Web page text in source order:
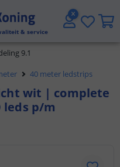
& service
€ 20,- NL en BE
9.1
morgen in huis
40 meter ledstrips
wit | complete
leds p/m